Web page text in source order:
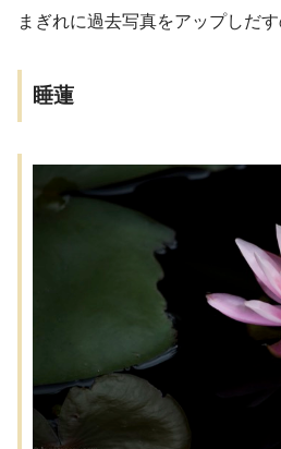
まぎれに過去写真をアップしだす
睡蓮